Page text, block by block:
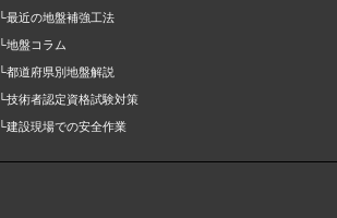
└最近の地盤補強工法
└地盤コラム
└都道府県別地盤解説
└技術者認定資格試験対策
└建設現場での安全作業